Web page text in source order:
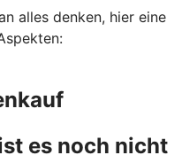
alles denken, hier eine
es noch nicht